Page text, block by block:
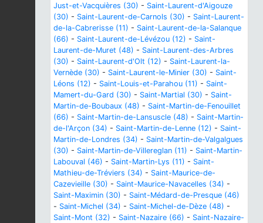
Just-et-Vacquières (30) - Saint-Laurent-d'Aigouze
(30) - Saint-Laurent-de-Carnols (30) - Saint-Laurent-
de-la-Cabrerisse (11) - Saint-Laurent-de-la-Salanque
(66) - Saint-Laurent-de-Lévézou (12) - Saint-
Laurent-de-Muret (48) - Saint-Laurent-des-Arbres
(30) - Saint-Laurent-d'Olt (12) - Saint-Laurent-la-
Vernède (30) - Saint-Laurent-le-Minier (30) - Saint-
Léons (12) - Saint-Louis-et-Parahou (11) - Saint-
Mamert-du-Gard (30) - Saint-Martial (30) - Saint-
Martin-de-Boubaux (48) - Saint-Martin-de-Fenouillet
(66) - Saint-Martin-de-Lansuscle (48) - Saint-Martin-
de-l'Arçon (34) - Saint-Martin-de-Lenne (12) - Saint-
Martin-de-Londres (34) - Saint-Martin-de-Valgalgues
(30) - Saint-Martin-de-Villereglan (11) - Saint-Martin-
Labouval (46) - Saint-Martin-Lys (11) - Saint-
Mathieu-de-Tréviers (34) - Saint-Maurice-de-
Cazevieille (30) - Saint-Maurice-Navacelles (34) -
Saint-Maximin (30) - Saint-Médard-de-Presque (46)
- Saint-Michel (34) - Saint-Michel-de-Dèze (48) -
Saint-Mont (32) - Saint-Nazaire (66) - Saint-Nazaire-